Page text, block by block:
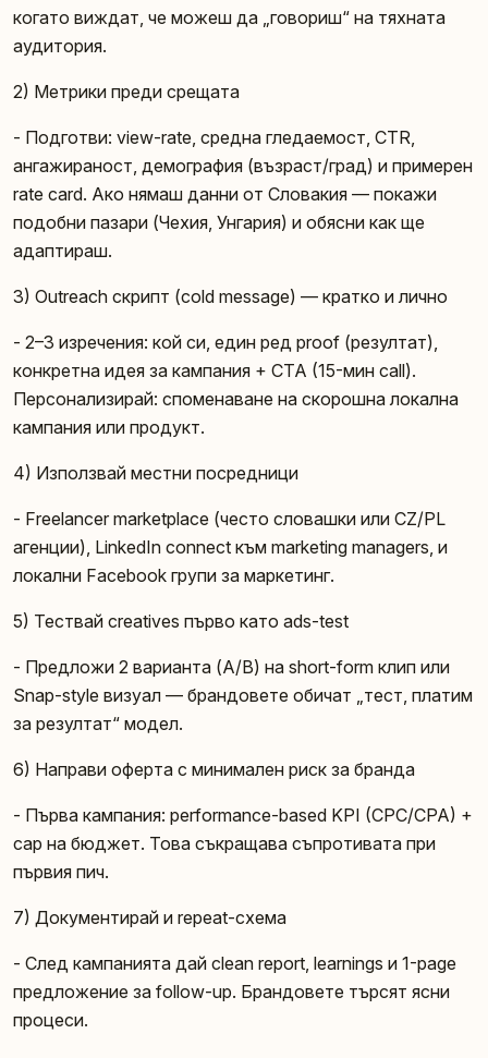
когато виждат, че можеш да „говориш“ на тяхната
аудитория.
2) Метрики преди срещата
- Подготви: view-rate, средна гледаемост, CTR,
ангажираност, демография (възраст/град) и примерен
rate card. Ако нямаш данни от Словакия — покажи
подобни пазари (Чехия, Унгария) и обясни как ще
адаптираш.
3) Outreach скрипт (cold message) — кратко и лично
- 2–3 изречения: кой си, един ред proof (резултат),
конкретна идея за кампания + CTA (15-мин call).
Персонализирай: споменаване на скорошна локална
кампания или продукт.
4) Използвай местни посредници
- Freelancer marketplace (често словашки или CZ/PL
агенции), LinkedIn connect към marketing managers, и
локални Facebook групи за маркетинг.
5) Тествай creatives първо като ads-test
- Предложи 2 варианта (A/B) на short-form клип или
Snap-style визуал — брандовете обичат „тест, платим
за резултат“ модел.
6) Направи оферта с минимален риск за брандa
- Първа кампания: performance-based KPI (CPC/CPA) +
cap на бюджет. Това съкращава съпротивата при
първия пич.
7) Документирай и repeat-схема
- След кампанията дай clean report, learnings и 1-page
предложение за follow-up. Брандовете търсят ясни
процеси.